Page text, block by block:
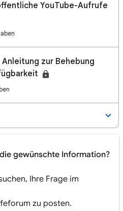
YouTube-Aufrufe
zur Behebung
gewünschte Information?
Ihre Frage im
zu posten.